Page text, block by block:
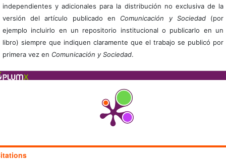
independientes y adicionales para la distribución no exclusiva de la
versión del artículo publicado en Comunicación y Sociedad(por
ejemplo incluirlo en un repositorio institucional o publicarlo en un
libro) siempre que indiquen claramente que el trabajo se publicó por
primera vez en Comunicación y Sociedad.